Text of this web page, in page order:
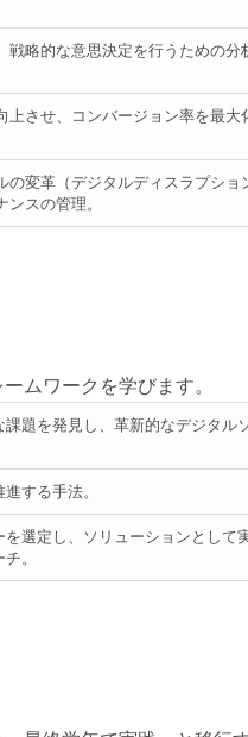
戦略的な意思決定を行うための分
させ、コンバージョン率を最大
変革（デジタルディスラプショ
スの管理。
ムワークを学びます。
題を発見し、革新的なデジタル
する手法。
選定し、ソリューションとして
。